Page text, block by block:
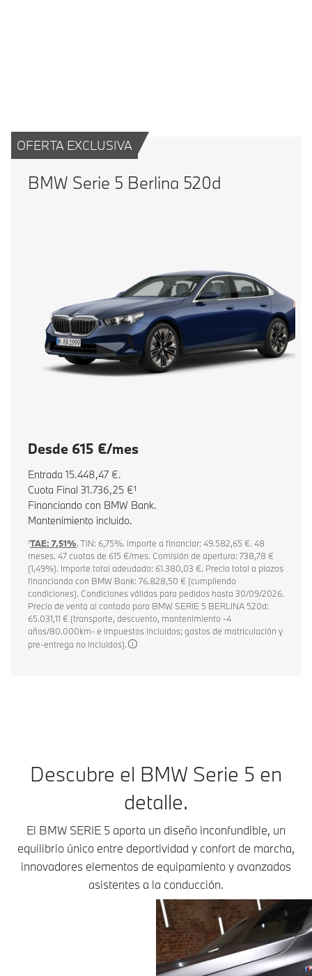
OFERTA EXCLUSIVA
BMW Serie 5 Berlina 520d
Desde 615 €/mes
Entrada 15.448,47 €.
Cuota Final 31.736,25 €¹
Financiando con BMW Bank.
Mantenimiento incluido.
¹TAE: 7,51%. TIN: 6,75%. Importe a financiar: 49.582,65 €. 48
meses. 47 cuotas de 615 €/mes. Comisión de apertura: 738,78 €
(1,49%). Importe total adeudado: 61.380,03 €. Precio total a plazos
financiando con BMW Bank: 76.828,50 € (cumpliendo
condiciones). Condiciones válidas para pedidos hasta 30/09/2026.
Precio de venta al contado para BMW SERIE 5 BERLINA 520d:
65.031,11 € (transporte, descuento, mantenimiento -4
años/80.000km- e impuestos incluidos; gastos de matriculación y
pre-entrega no incluidos).
Descubre el BMW Serie 5 en
detalle.
El BMW SERIE 5 aporta un diseño inconfundible, un
equilibrio único entre deportividad y confort de marcha,
innovadores elementos de equipamiento y avanzados
asistentes a la conducción.